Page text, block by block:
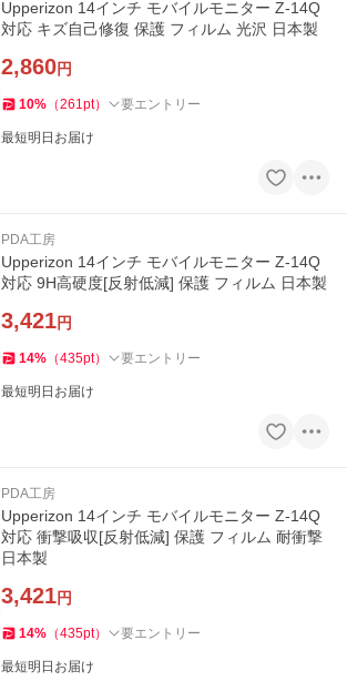
Upperizon 14インチ モバイルモニター Z-14Q
対応 キズ自己修復 保護 フィルム 光沢 日本製
2,860円
10% （261pt） 要エントリー
最短明日お届け
PDA工房
Upperizon 14インチ モバイルモニター Z-14Q
対応 9H高硬度[反射低減] 保護 フィルム 日本製
3,421円
14% （435pt） 要エントリー
最短明日お届け
PDA工房
Upperizon 14インチ モバイルモニター Z-14Q
対応 衝撃吸収[反射低減] 保護 フィルム 耐衝撃
日本製
3,421円
14% （435pt） 要エントリー
最短明日お届け